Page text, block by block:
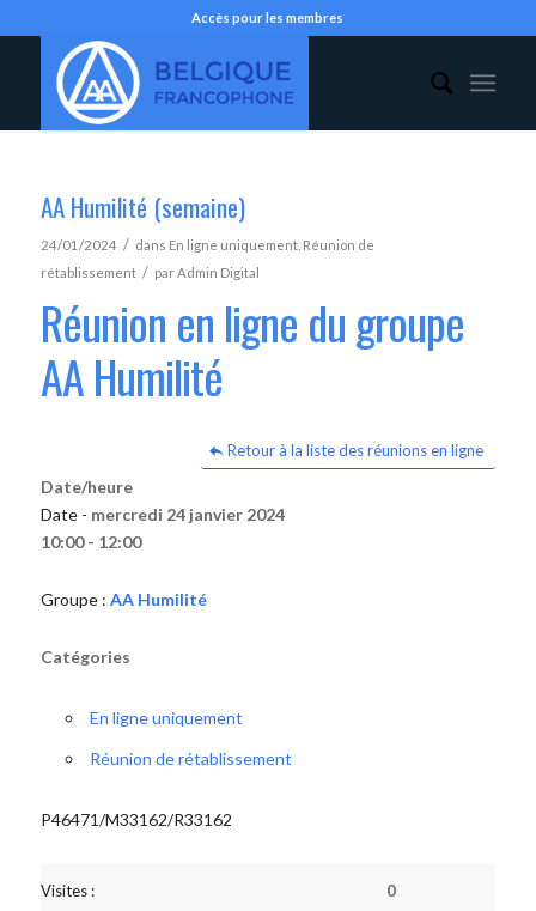
Accès pour les membres
AA Humilité (semaine)
24/01/2024 / dans En ligne uniquement, Réunion de
rétablissement / parAdmin Digital
Réunion en ligne du groupe
AA Humilité
Retour à la liste des réunions en ligne
Date/heure
Date - mercredi 24 janvier 2024
10:00 - 12:00
Groupe : AA Humilité
Catégories
En ligne uniquement
Réunion de rétablissement
P46471/M33162/R33162
Visites : 0